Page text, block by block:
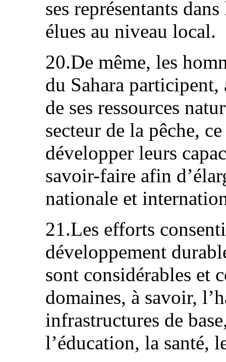
ses représentants
élues au niveau local.
20.De même, les
du Sahara
de ses ressources
secteur de la pêche,
développer leurs
savoir-faire afin
nationale et
21.Les efforts
développement
sont considérables et
domaines, à savoir,
infrastructures de
l’éducation, la santé,